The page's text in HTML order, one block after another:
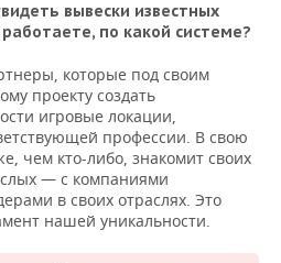
вывески известных
по какой системе?
которые под своим
проекту создать
игровые локации,
профессии. В свою
чем кто-либо, знакомит своих
— с компаниями
в своих отраслях. Это
нашей уникальности.